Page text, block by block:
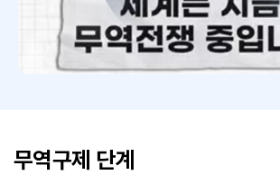
무역구제 단계